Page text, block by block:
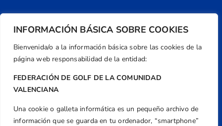
INFORMACIÓN BÁSICA SOBRE COOKIES
Bienvenida/o a la información básica sobre las cookies de la
página web responsabilidad de la entidad:
FEDERACIÓN DE GOLF DE LA COMUNIDAD
VALENCIANA
Una cookie o galleta informática es un pequeño archivo de
información que se guarda en tu ordenador, “smartphone”
Dirección